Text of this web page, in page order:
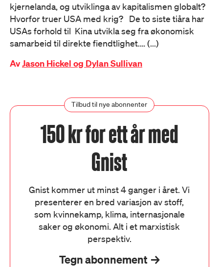
kjernelanda, og utviklinga av kapitalismen globalt?
Hvorfor truer USA med krig? De to siste tiåra har
USAs forhold til Kina utvikla seg fra økonomisk
samarbeid til direkte fiendtlighet.… (...)
AvJason Hickel og Dylan Sullivan
Tilbud til nye abonnenter
150 kr for ett år med
Gnist
Gnist kommer ut minst 4 ganger i året. Vi
presenterer en bred variasjon av stoff,
som kvinnekamp, klima, internasjonale
saker og økonomi. Alt i et marxistisk
perspektiv.
Tegn abonnement